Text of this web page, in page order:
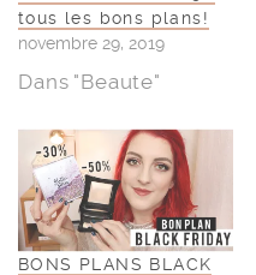
tous les bons plans!
novembre 29, 2019
Dans "Beaute"
BONS PLANS BLACK